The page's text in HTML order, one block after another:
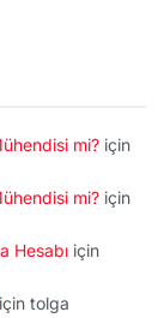
mi? için
mi? için
Hesabı için
için tolga